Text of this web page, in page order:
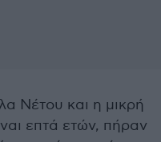
Νέτου και η μικρή
επτά ετών, πήραν